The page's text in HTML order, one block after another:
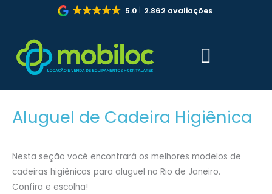
para
conteúdo
5.0 2.862 avaliações
Aluguel de Cadeira Higiênica
Nesta seção você encontrará os melhores modelos de
cadeiras higiênicas para aluguel no Rio de Janeiro.
Confira e escolha!